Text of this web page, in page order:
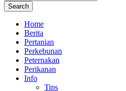
Search
Home
Berita
Pertanian
Perkebunan
Peternakan
Perikanan
Info
Tips